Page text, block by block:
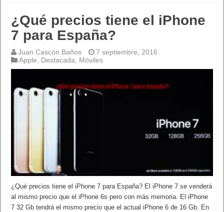
¿Qué precios tiene el iPhone
7 para España?
Juan Cascón Baños
7 septiembre, 2016
Apple
Destacada Móviles
¿Qué precios tiene el iPhone 7 para España? El iPhone 7 se venderá
al mismo precio que el iPhone 6s pero con más memoria. El iPhone
7 32 Gb tendrá el mismo precio que el actual iPhone 6 de 16 Gb. En